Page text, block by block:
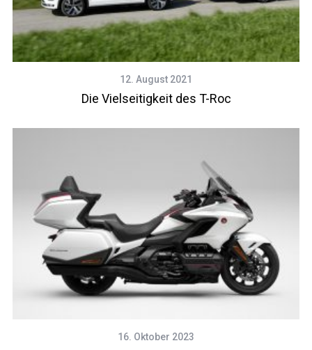
12. August 2021
Die Vielseitigkeit des T-Roc
16. Oktober 2023